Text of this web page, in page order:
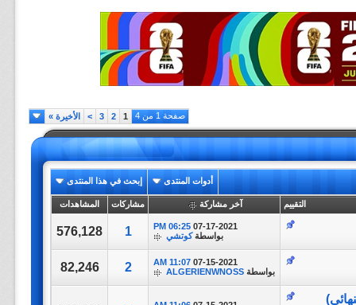
صفحة 1 من 4 1
2
3
> الأخيرة »
أدوات المنتدى إبحث في هذا المنتدى
التقييم آخر مشاركة مشاركات المشاهدات
07-17-2021
06:25 PM
بواسطةكوتشي 1
576,128
07-15-2021
11:07 AM
بواسطة ALGERIENWNOSS
2
82,246